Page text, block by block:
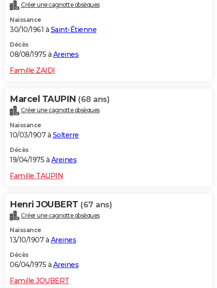
Créer une cagnotte obsèques
Naissance
30/10/1961 à Saint-Étienne
Décès
08/08/1975 à Areines
Famille ZAIDI
Marcel TAUPIN (68 ans)
Créer une cagnotte obsèques
Naissance
10/03/1907 à Solterre
Décès
19/04/1975 à Areines
Famille TAUPIN
Henri JOUBERT (67 ans)
Créer une cagnotte obsèques
Naissance
13/10/1907 à Areines
Décès
06/04/1975 à Areines
Famille JOUBERT